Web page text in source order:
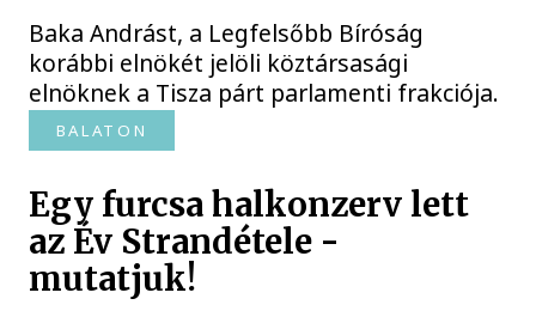
Baka Andrást, a Legfelsőbb Bíróság
korábbi elnökét jelöli köztársasági
elnöknek a Tisza párt parlamenti frakciója.
BALATON
Egy furcsa halkonzerv lett
az Év Strandétele -
mutatjuk!